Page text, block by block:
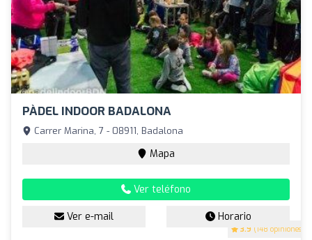
PÀDEL INDOOR BADALONA
3.9 (148 opiniones)
Carrer Marina, 7 - 08911, Badalona
Mapa
Ver teléfono
Ver e-mail Horario